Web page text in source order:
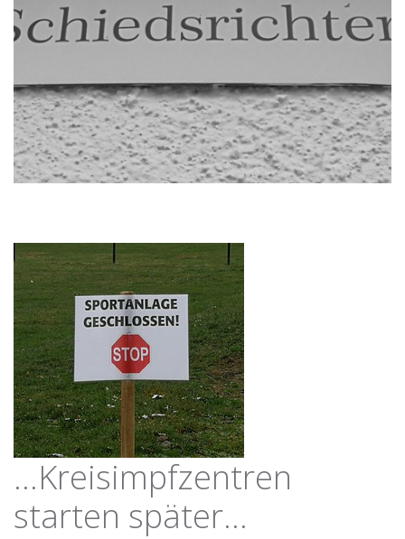
…Kreisimpfzentren
starten später…